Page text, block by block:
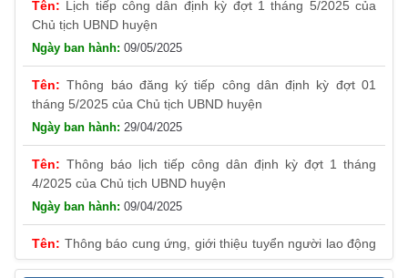
Chủ tịch UBND huyện
09/05/2025
Thông báo đăng ký tiếp công dân định kỳ đợt 01
tháng 5/2025 của Chủ tịch UBND huyện
29/04/2025
Thông báo lịch tiếp công dân định kỳ đợt 1 tháng
4/2025 của Chủ tịch UBND huyện
09/04/2025
Thông báo cung ứng, giới thiệu tuyển người lao động
Việt Nam vào các vị trí công việc dự kiến tuyển người lao
động nước ngoài